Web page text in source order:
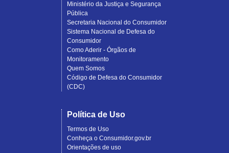
Ministério da Justiça e Segurança
Pública
Secretaria Nacional do Consumidor
Sistema Nacional de Defesa do
Consumidor
Como Aderir - Órgãos de
Monitoramento
Quem Somos
Código de Defesa do Consumidor
(CDC)
Política de Uso
Termos de Uso
Conheça o Consumidor.gov.br
Orientações de uso